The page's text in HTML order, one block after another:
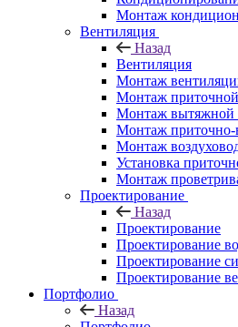
Монтаж
Вентиляция
Назад
Вентиляция
Монтаж
Монтаж
Монтаж вытяжной
Монтаж
Монтаж
Установка
Монтаж
Проектирование
Назад
Проектирование
Проектирование
Проектирование
Проектирование
Портфолио
Назад